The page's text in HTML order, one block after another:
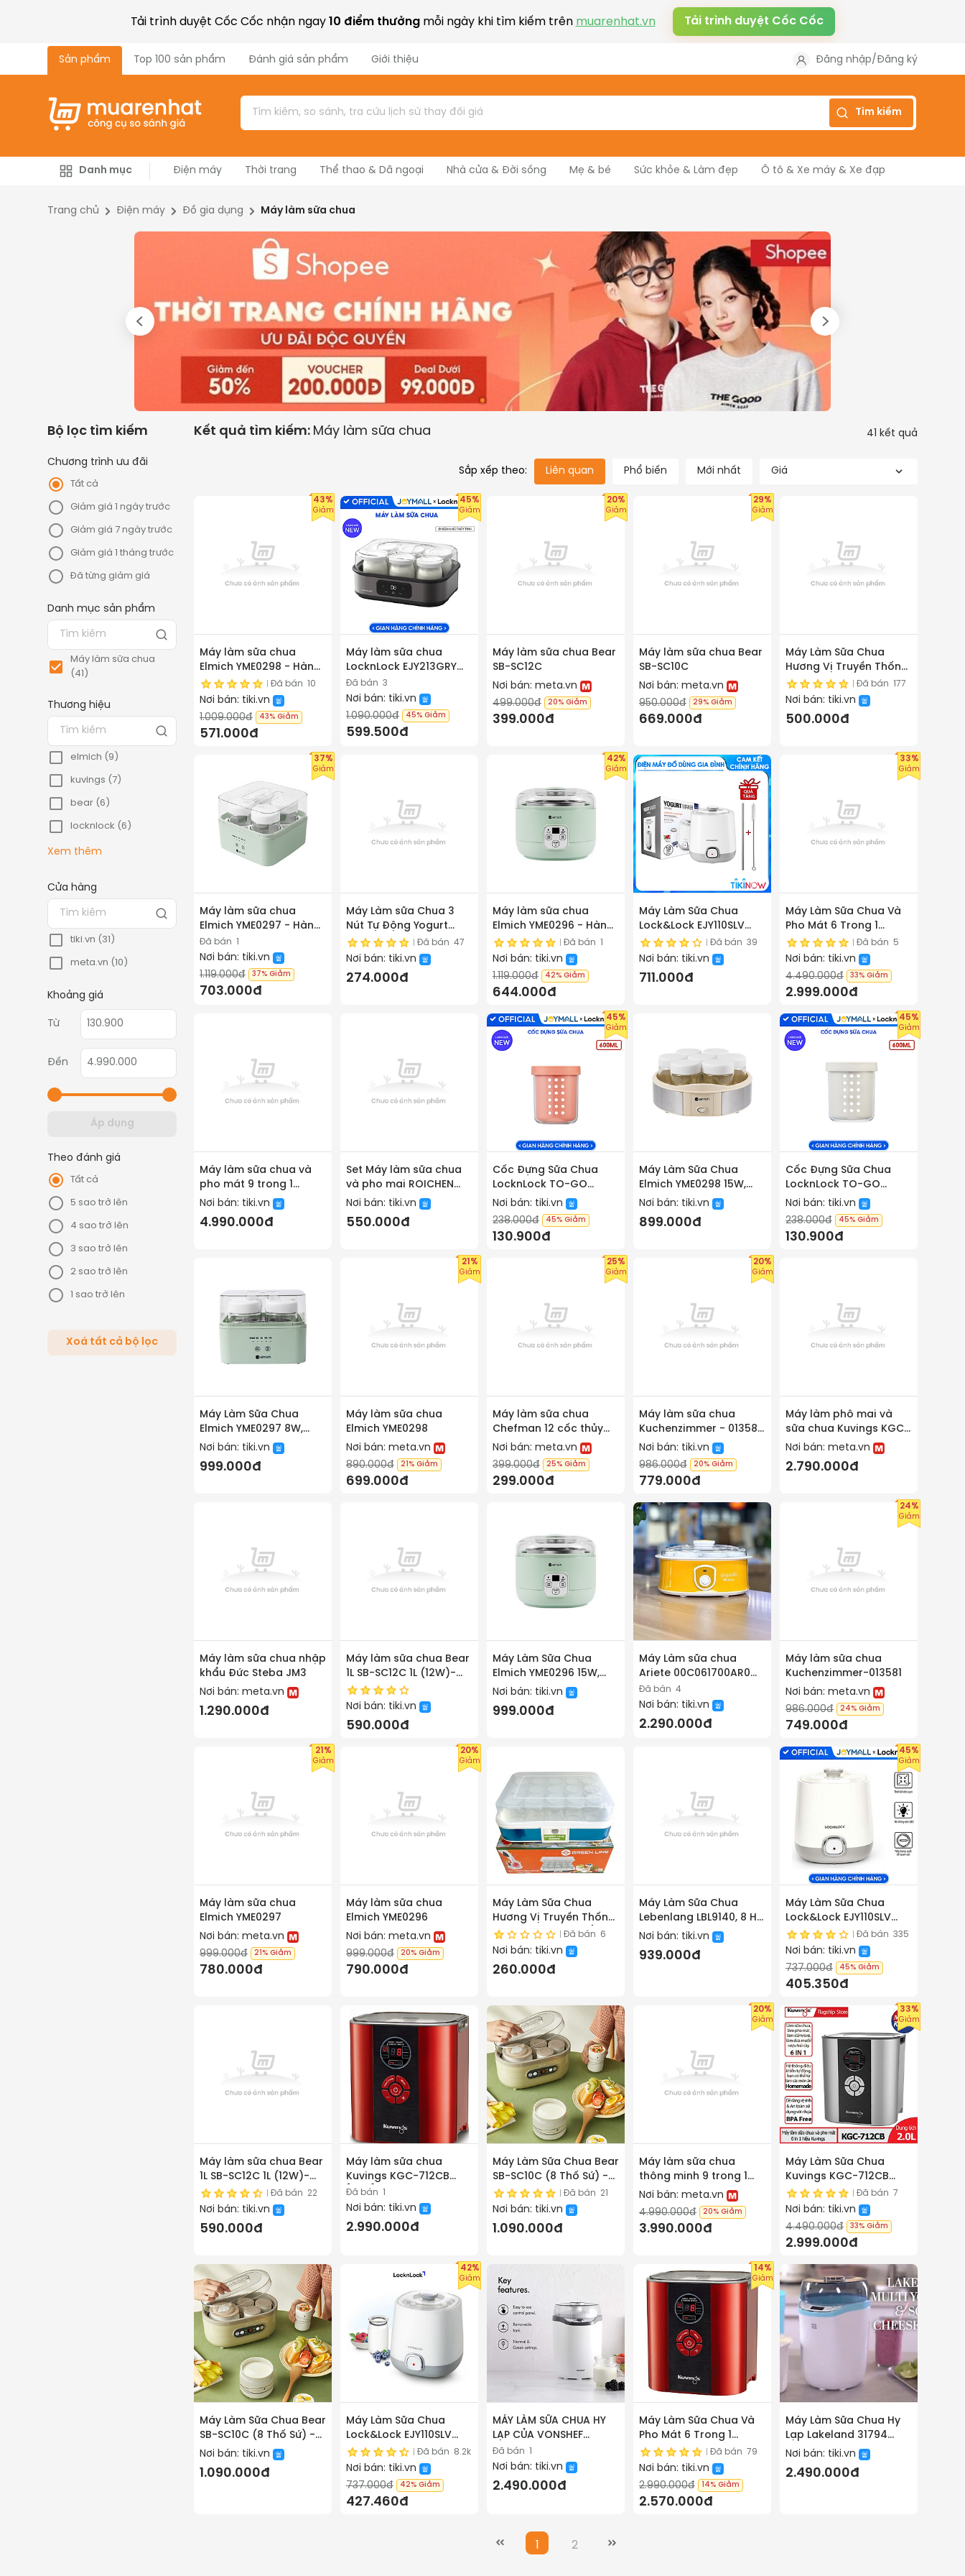
Tải trình duyệt Cốc Cốc nhận ngay 10 điểm thưởngmỗi ngày khi tìm kiếm trên muarenhat.vn Tải trình duyệt Cốc Cốc
Sản phẩm Top 100 sản phẩm Đánh giá sản phẩm Giới thiệu Đăng nhập/ Đăng ký
Tìm kiếm
Danh mục Điện máy Thời trang Thể thao & Dã ngoại Nhà cửa & Đời sống Mẹ & bé Sức khỏe & Làm đẹp Ô tô & Xe máy & Xe đạp
Trang chủ
Điện máy Đồ gia dụng Máy làm sữa chua
Bộ lọc tìm kiếm
Chương trình ưu đãi
Tất cả
Giảm giá 1 ngày trước
Giảm giá 7 ngày trước
Giảm giá 1 tháng trước
Đã từng giảm giá
Danh mục sản phẩm
Máy làm sữa chua
(41)
Thương hiệu
elmich (9)
kuvings (7)
bear (6)
locknlock (6)
kuchenzimmer (2)
chefman (1)
green line (1)
kitchenaid (1)
lebenlang (1)
roichen (1)
song anh (1)
steba (1)
Xem thêm
Cửa hàng
tiki.vn (31)
meta.vn (10)
Khoảng giá
Từ
Đến
Áp dụng
Theo đánh giá
Tất cả
5 sao trở lên
4 sao trở lên
3 sao trở lên
2 sao trở lên
1 sao trở lên
Xoá tất cả bộ lọc
Kết quả tìm kiếm: Máy làm sữa chua 41 kết quả
Sắp xếp theo: Liên quan Phổ biến Mới nhất Giá
43%
Giảm
Máy làm sữa chua
Elmich YME0298 - Hàng
chính hãng
Đã bán 10
Nơi bán: tiki.vn
1.009.000đ
43% Giảm
571.000đ
45%
Giảm
Máy làm sữa chua
LocknLock EJY213GRY
Digital Yogurt Maker -
220-240V, 50/60Hz,
20W, 1.08L - Màu xám -
Hàng Chính Hãng -
JoyMall
Đã bán 3
Nơi bán: tiki.vn
1.090.000đ
45% Giảm
599.500đ
20%
Giảm
Máy làm sữa chua Bear
SB-SC12C
Nơi bán: meta.vn
499.000đ
20% Giảm
399.000đ
29%
Giảm
Máy làm sữa chua Bear
SB-SC10C
Nơi bán: meta.vn
950.000đ
29% Giảm
669.000đ
Máy Làm Sữa Chua
Hương Vị Truyền Thống
Song Anh - Hàng Chính
Hãng
Đã bán 177
Nơi bán: tiki.vn
500.000đ
37%
Giảm
Máy làm sữa chua
Elmich YME0297 - Hàng
chính hãng
Đã bán 1
Nơi bán: tiki.vn
1.119.000đ
37% Giảm
703.000đ
Máy Làm sữa Chua 3
Nút Tự Động Yogurt
Maker Nhật - Làm Sữa
Chua Tại Nhà Đơn Giản
- Hàng Chính Hãng
MINIIN
Đã bán 47
Nơi bán: tiki.vn
274.000đ
42%
Giảm
Máy làm sữa chua
Elmich YME0296 - Hàng
chính hãng
Đã bán 1
Nơi bán: tiki.vn
1.119.000đ
42% Giảm
644.000đ
Máy Làm Sữa Chua
Lock&Lock EJY110SLV
(1000ml) Nắp Trong
Suốt Dễ Quan Sát Qúa
Trình Lên Men - Hàng
Chính Hãng Tặng
Đã bán 39
Nơi bán: tiki.vn
711.000đ
33%
Giảm
Máy Làm Sữa Chua Và
Pho Mát 6 Trong 1
Kuvings KGC-712CB
(2.0L) – Màu đỏ - Hàng
Chính Hãng
Đã bán 5
Nơi bán: tiki.vn
4.490.000đ
33% Giảm
2.999.000đ
Máy làm sữa chua và
pho mát 9 trong 1
Kuvings KGY-881CB
[2.0L] - Hàng chính
hãng
Nơi bán: tiki.vn
4.990.000đ
Set Máy làm sữa chua
và pho mai ROICHEN
Hàn Quốc Hàng chính
Nơi bán: tiki.vn
550.000đ
45%
Giảm
Cốc Đựng Sữa Chua
LocknLock TO-GO
LCB413 600ml 2 Lớp Có
Kèm Muỗng, Hàng
Chính Hãng - JoyMall
Nơi bán: tiki.vn
238.000đ
45% Giảm
130.900đ
Máy Làm Sữa Chua
Elmich YME0298 15W,
Hàng Chính Hãng, Điều
Khiển Cơ, 7 Hũ Thủy
Tinh 200ml - JoyMall
Nơi bán: tiki.vn
899.000đ
45%
Giảm
Cốc Đựng Sữa Chua
LocknLock TO-GO
LCB413 600ml 2 Lớp Có
Kèm Muỗng, Hàng
Chính Hãng - JoyMall
Nơi bán: tiki.vn
238.000đ
45% Giảm
130.900đ
Máy Làm Sữa Chua
Elmich YME0297 8W,
Hàng Chính Hãng, Cảm
Ứng Điện Tử, 4 Hũ Thủy
Tinh 200ml - JoyMall
Nơi bán: tiki.vn
999.000đ
21%
Giảm
Máy làm sữa chua
Elmich YME0298
Nơi bán: meta.vn
890.000đ
21% Giảm
699.000đ
25%
Giảm
Máy làm sữa chua
Chefman 12 cốc thủy
tinh CM-321T
Nơi bán: meta.vn
399.000đ
25% Giảm
299.000đ
20%
Giảm
Máy làm sữa chua
Kuchenzimmer - 013581
Hàng Chính Hãng
Nơi bán: tiki.vn
986.000đ
20% Giảm
779.000đ
Máy làm phô mai và
sữa chua Kuvings KGC-
712CB
Nơi bán: meta.vn
2.790.000đ
Máy làm sữa chua nhập
khẩu Đức Steba JM3
Nơi bán: meta.vn
1.290.000đ
Máy làm sữa chua Bear
1L SB-SC12C 1L (12W)-
Hàng chính hãng
Nơi bán: tiki.vn
590.000đ
Máy Làm Sữa Chua
Elmich YME0296 15W,
Hàng Chính Hãng, Cảm
Ứng Điện Tử, Nồi Ủ Inox
- JoyMall
Nơi bán: tiki.vn
999.000đ
Máy Làm sữa chua
Ariete 00C061700AR0
hàng Chính Hãng
Đã bán 4
Nơi bán: tiki.vn
2.290.000đ
24%
Giảm
Máy làm sữa chua
Kuchenzimmer-013581
Nơi bán: meta.vn
986.000đ
24% Giảm
749.000đ
21%
Giảm
Máy làm sữa chua
Elmich YME0297
Nơi bán: meta.vn
999.000đ
21% Giảm
780.000đ
20%
Giảm
Máy làm sữa chua
Elmich YME0296
Nơi bán: meta.vn
999.000đ
20% Giảm
790.000đ
Máy Làm Sữa Chua
Hương Vị Truyền Thống
Hũ Thủy Tinh, Máy Ủ Sữa
Chua Tại Nhà Green
Line- Hàng Chính Hãng
Đã bán 6
Nơi bán: tiki.vn
260.000đ
Máy Làm Sữa Chua
Lebenlang LBL9140, 8 Hũ
Thủy Tinh 180ml, Điều
Chỉnh Nhiệt Độ & Thời
Gian, 20W, Tự Ngắt, bảo
Nơi bán: tiki.vn
939.000đ
45%
Giảm
Máy Làm Sữa Chua
Lock&Lock EJY110SLV
(1000ml) - Hàng chính
hãng
Đã bán 335
Nơi bán: tiki.vn
737.000đ
45% Giảm
405.350đ
Máy làm sữa chua Bear
1L SB-SC12C 1L (12W)-
Hàng chính hãng
Đã bán 22
Nơi bán: tiki.vn
590.000đ
Máy làm sữa chua
Kuvings KGC-712CB
[2.0L] – Màu đỏ -Hàng
chính hãng
Đã bán 1
Nơi bán: tiki.vn
2.990.000đ
Máy Làm Sữa Chua Bear
SB-SC10C (8 Thố Sứ) -
Bản Quốc Tế - Hàng
chính hãng
Đã bán 21
Nơi bán: tiki.vn
1.090.000đ
20%
Giảm
Máy làm sữa chua
thông minh 9 trong 1
Kuvings KGY-881CB
Nơi bán: meta.vn
4.990.000đ
20% Giảm
3.990.000đ
33%
Giảm
Máy Làm Sữa Chua
Kuvings KGC-712CB
(Bạc) - Hàng Chính
Hãng
Đã bán 7
Nơi bán: tiki.vn
4.490.000đ
33% Giảm
2.999.000đ
Máy Làm Sữa Chua Bear
SB-SC10C (8 Thố Sứ) -
Bản Quốc Tế - Hàng
Nơi bán: tiki.vn
1.090.000đ
42%
Giảm
Máy Làm Sữa Chua
Lock&Lock EJY110SLV
(1000ml) - Hàng chính
hãng
Đã bán 8.2k
Nơi bán: tiki.vn
737.000đ
42% Giảm
427.460đ
MÁY LÀM SỮA CHUA HY
LẠP CỦA VONSHEF
‎2000018 Hàng chính
hãng
Đã bán 1
Nơi bán: tiki.vn
2.490.000đ
14%
Giảm
Máy Làm Sữa Chua Và
Pho Mát 6 Trong 1
Kuvings KGC-712CB
(2.0L) – Màu đỏ - Hàng
Chính Hãng
Đã bán 79
Nơi bán: tiki.vn
2.990.000đ
14% Giảm
2.570.000đ
Máy Làm Sữa Chua Hy
Lạp Lakeland 31794
Hàng chính hãng
Nơi bán: tiki.vn
2.490.000đ
1 2